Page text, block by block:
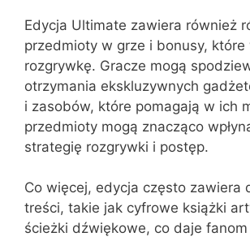
Edycja Ultimate zawiera również
przedmioty w grze i bonusy, które
rozgrywkę. Gracze mogą
otrzymania ekskluzywnych
i zasobów, które pomagają w ich
przedmioty mogą znacząco
strategię rozgrywki i postęp.
Co więcej, edycja często zawiera
treści, takie jak cyfrowe książki
ścieżki dźwiękowe, co daje